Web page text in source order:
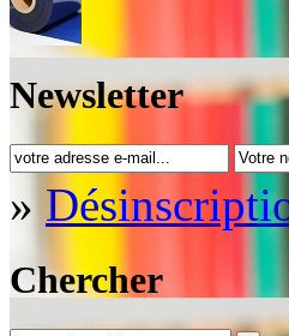
Newsletter
»
Chercher